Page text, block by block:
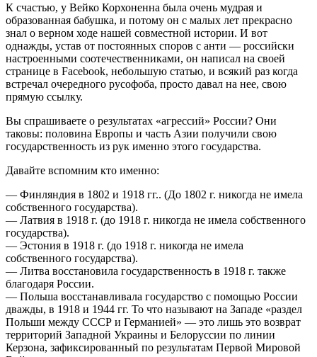
К счастью, у Вейко Корхоненна была очень мудрая и
образованная бабушка, и потому он с малых лет прекрасно
знал о верном ходе нашей совместной истории. И вот
однажды, устав от постоянных споров с анти — российски
настроенными соотечественниками, он написал на своей
странице в Faсebook, небольшую статью, и всякий раз когда
встречал очередного русофоба, просто давал на нее, свою
прямую ссылку.
Вы спрашиваете о результатах «агрессий» России? Они
таковы: половина Европы и часть Азии получили свою
государственность из рук именно этого государства.
Давайте вспомним кто именно:
— Финляндия в 1802 и 1918 гг.. (До 1802 г. никогда не имела
собственного государства).
— Латвия в 1918 г. (до 1918 г. никогда не имела собственного
государства).
— Эстония в 1918 г. (до 1918 г. никогда не имела
собственного государства).
— Литва восстановила государственность в 1918 г. также
благодаря России.
— Польша восстанавливала государство с помощью России
дважды, в 1918 и 1944 гг. То что называют на Западе «раздел
Польши между СССР и Германией» — это лишь это возврат
территорий Западной Украины и Белоруссии по линии
Керзона, зафиксированный по результатам Первой Мировой